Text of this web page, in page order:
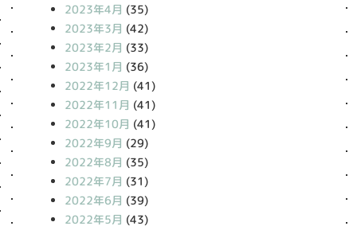
2023年4月 (35)
2023年3月 (42)
2023年2月 (33)
2023年1月 (36)
2022年12月 (41)
2022年11月 (41)
2022年10月 (41)
2022年9月 (29)
2022年8月 (35)
2022年7月 (31)
2022年6月 (39)
2022年5月 (43)